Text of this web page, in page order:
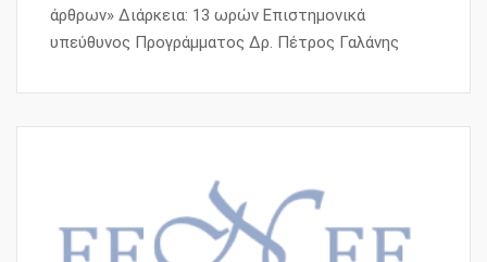
άρθρων» Διάρκεια: 13 ωρών Επιστημονικά
υπεύθυνος Προγράμματος Δρ. Πέτρος Γαλάνης